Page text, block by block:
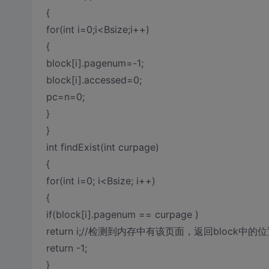
{
for(int i=0;i<Bsize;i++)
{
block[i].pagenum=-1;
block[i].accessed=0;
pc=n=0;
}
}
int findExist(int curpage)
{
for(int i=0; i<Bsize; i++)
{
if(block[i].pagenum == curpage )
return i;//检测到内存中有该页面，返回block中的
return -1;
}